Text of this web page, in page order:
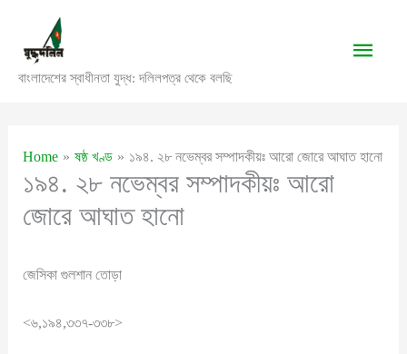
content
বাংলাদেশের স্বাধীনতা যুদ্ধ: দলিলপত্র থেকে বলছি
Main
Home ষষ্ঠ খণ্ড ১৯৪. ২৮ নভেম্বর সম্পাদকীয়ঃ আরো জোরে আঘাত হানো
১৯৪. ২৮ নভেম্বর সম্পাদকীয়ঃ আরো
জোরে আঘাত হানো
জেসিকা গুলশান তোড়া
<৬,১৯৪,৩৩৭-৩৩৮>